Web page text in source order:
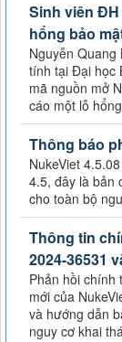
Sinh viên
hổng bảo
Nguyễn
tính tại Đại học
mã nguồn mở
cáo một lỗ
Thông báo
NukeViet
4.5, đây là bản
cho toàn bộ
Thông tin
2024-36531
Phản hồi chính
mới của
và hướng dẫn
nguy cơ khai